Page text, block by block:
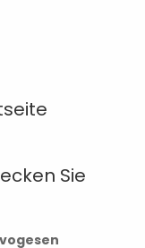
Sie
wie die